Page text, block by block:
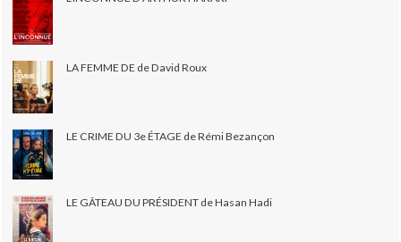
LA FEMME DE de David Roux
LE CRIME DU 3e ÉTAGE de Rémi Bezançon
LE GÂTEAU DU PRÉSIDENT de Hasan Hadi